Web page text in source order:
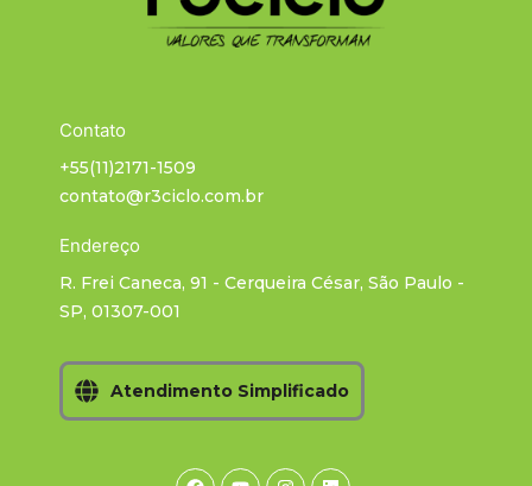
Contato
+55(11)2171-1509
contato@r3ciclo.com.br
Endereço
R. Frei Caneca, 91 - Cerqueira César, São Paulo -
SP, 01307-001
Atendimento Simplificado
Facebook
YoutubeInstagramLinkedin